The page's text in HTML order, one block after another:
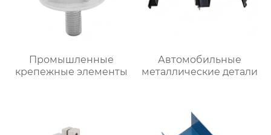
Промышленные
крепежные элементы
Автомобильные
металлические детали